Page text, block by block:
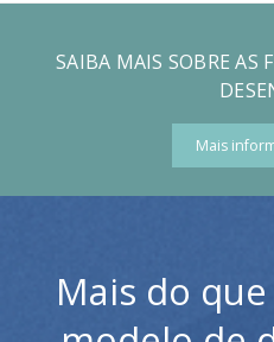
SAIBA MAIS SOBRE AS
Mais
Mais do